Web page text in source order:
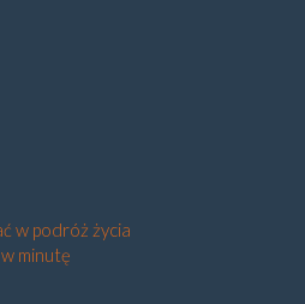
w podróż życia
minutę